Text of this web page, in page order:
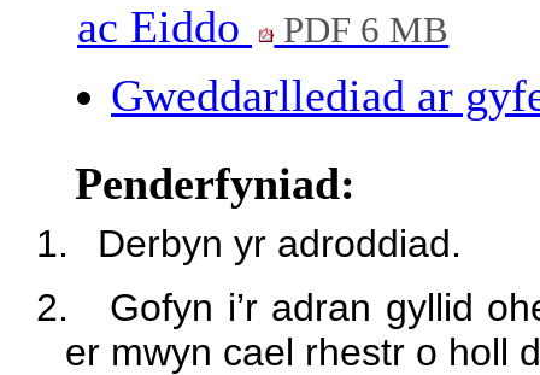
ac Eiddo
PDF 6 MB
Gweddarllediad ar
Penderfyniad:
1.
Derbyn yr adroddiad.
2.
Gofyn i’r adran gyllid
er mwyn cael rhestr o holl